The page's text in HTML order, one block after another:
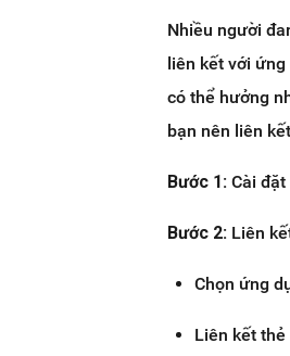
Nhiều người
liên kết với
có thể hưởng
bạn nên liên
Bước 1: Cài
Bước 2: Liên
Chọn ứng
Liên kết